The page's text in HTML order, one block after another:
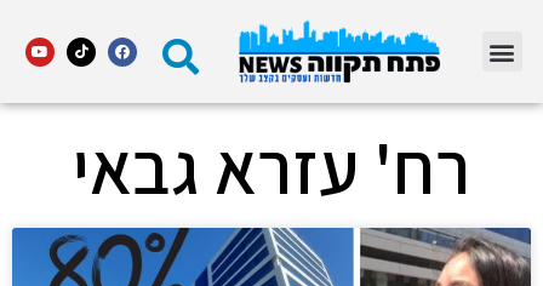
רח' עזרא גבאי